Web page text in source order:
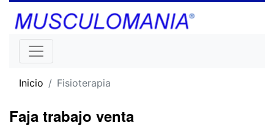
Inicio Fisioterapia
Faja trabajo venta